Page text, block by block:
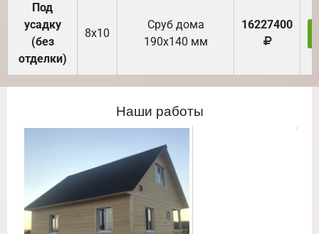
Под
усадку
(без
отделки)
8х10
Cруб дома
190х140 мм
16227400
Наши работы